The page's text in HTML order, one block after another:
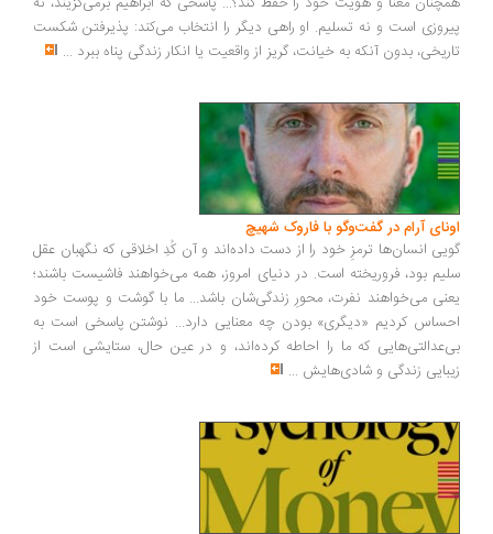
است و نه تسلیم. او راهی دیگر را انتخاب می‌کند: پذیرفتن شکست
بدون آنکه به خیانت، گریز از واقعیت یا انکار زندگی پناه ببرد...
آرام در گفت‌وگو با فاروک شهیچ‭
انسان‌ها ترمزِ خود را از دست داده‌اند و آن کُدِ اخلاقی که نگهبان عقل
بود، فروریخته است. در دنیای امروز، همه می‌خواهند فاشیست باشند؛
می‌خواهند نفرت، محورِ زندگی‌شان باشد... ما با گوشت و پوست خود
کردیم «دیگری» بودن چه معنایی دارد... نوشتن پاسخی است به
که ما را احاطه کرده‌اند، و در عین حال، ستایشی است از
زندگی و شادی‌هایش...